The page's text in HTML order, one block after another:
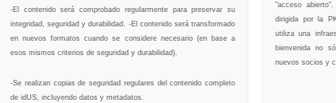
-El contenido será comprobado regularmente para preservar su
integridad, seguridad y durabilidad. -El contenido será transformado
en nuevos formatos cuando se considere necesario (en base a
esos mismos criterios de seguridad y durabilidad).
-Se realizan copias de seguridad regulares del contenido completo
de idUS, incluyendo datos y metadatos.
"acceso
dirigida por la
utiliza una
bienvenida no
nuevos socios y